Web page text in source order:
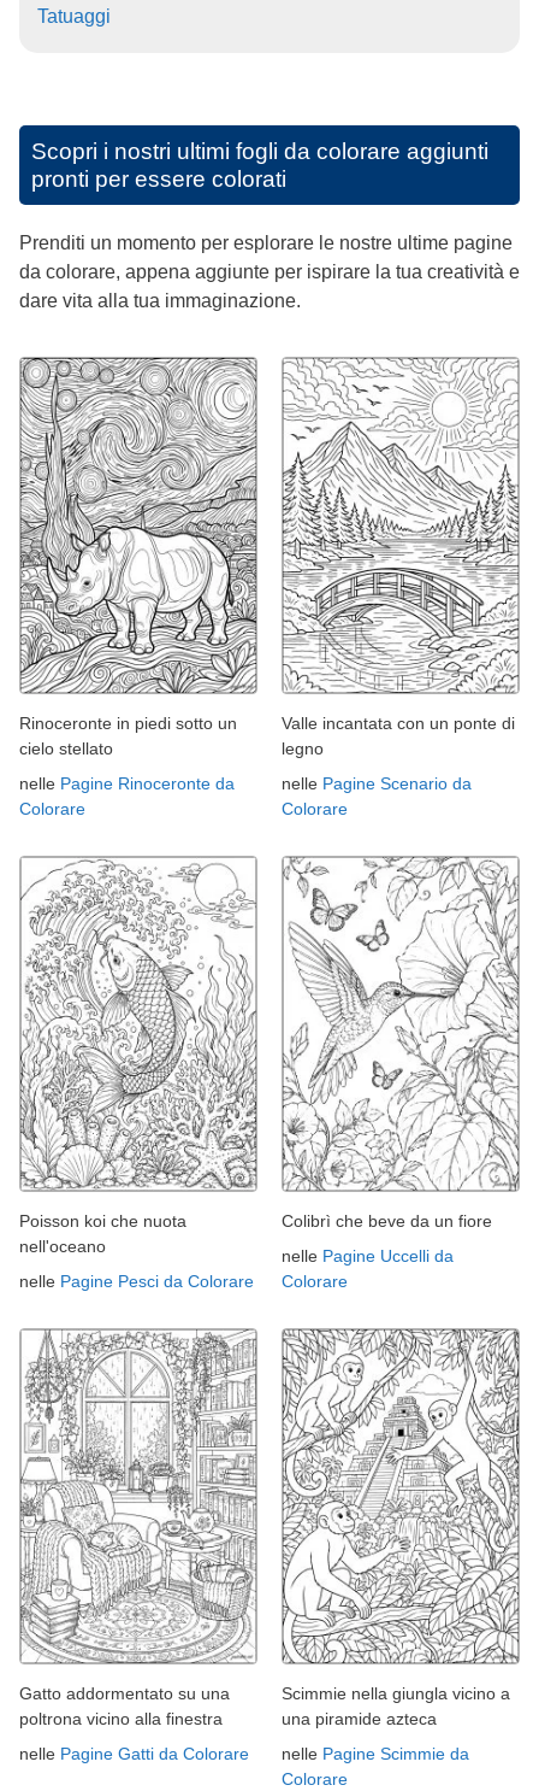
Tatuaggi
Scopri i nostri ultimi fogli da colorare aggiunti
pronti per essere colorati
Prenditi un momento per esplorare le nostre ultime pagine
da colorare, appena aggiunte per ispirare la tua creatività e
dare vita alla tua immaginazione.
Rinoceronte in piedi sotto un
cielo stellato
nelle Pagine Rinoceronte da
Colorare
Valle incantata con un ponte di
legno
nelle Pagine Scenario da
Colorare
Poisson koi che nuota
nell'oceano
nelle Pagine Pesci da Colorare
Colibrì che beve da un fiore
nelle Pagine Uccelli da
Colorare
Gatto addormentato su una
poltrona vicino alla finestra
nelle Pagine Gatti da Colorare
Scimmie nella giungla vicino a
una piramide azteca
nelle Pagine Scimmie da
Colorare